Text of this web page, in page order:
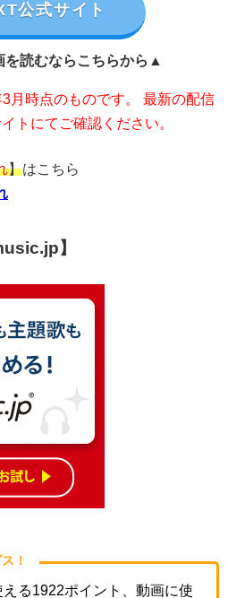
公式サイト
読むならこちらから▲
月時点のものです。 最新の配信
トにてご確認ください。
】はこちら
】
！
える1922ポイント、動画に使